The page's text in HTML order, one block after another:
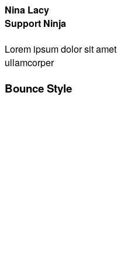
Nina Lacy
Support Ninja
Lorem ipsum dolor sit
ullamcorper
Bounce Style